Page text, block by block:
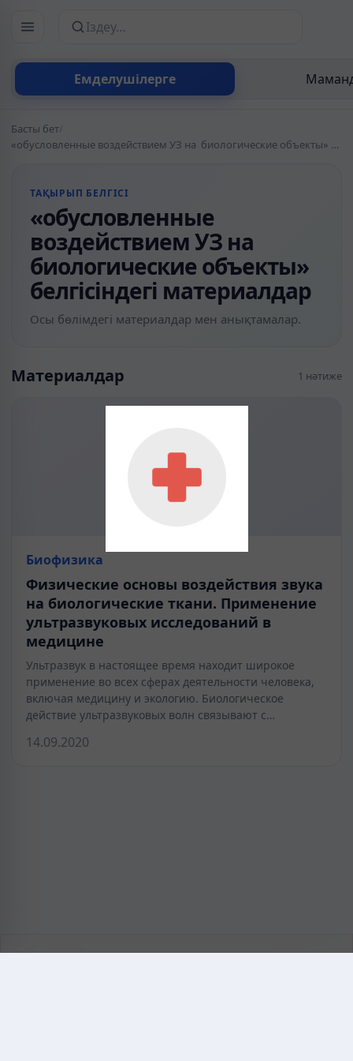
Емделушілерге
Сайттан іздеу
Басты бет/
«обусловленные воздействием УЗ на биологические объекты» белгісіндегі материалдар
ТАҚЫРЫП БЕЛГІСІ
«обусловленные
воздействием УЗ на
биологические объекты»
белгісіндегі материалдар
Осы бөлімдегі материалдар мен анықтамалар.
Материалдар 1 нәтиже
Биофизика
Физические основы воздействия звука
на биологические ткани. Применение
ультразвуковых исследований в
медицине
Ультразвук в настоящее время находит широкое
применение во всех сферах деятельности человека,
включая медицину и экологию. Биологическое
действие ультразвуковых волн связывают с…
14.09.2020
KAZMEDIC.ORG